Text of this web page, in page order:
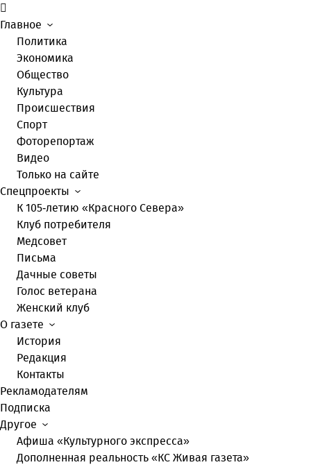
Главное
Политика
Экономика
Общество
Культура
Происшествия
Спорт
Фоторепортаж
Видео
Только на сайте
Спецпроекты
К 105-летию «Красного Севера»
Клуб потребителя
Медсовет
Письма
Дачные советы
Голос ветерана
Женский клуб
О газете
История
Редакция
Контакты
Рекламодателям
Подписка
Другое
Афиша «Культурного экспресса»
Дополненная реальность «КС Живая газета»